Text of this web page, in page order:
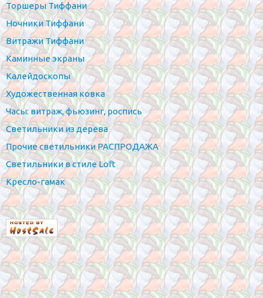
Торшеры Тиффани
Ночники Тиффани
Витражи Тиффани
Каминные экраны
Калейдоскопы
Художественная ковка
Часы: витраж, фьюзинг, роспись
Светильники из дерева
Прочие светильники РАСПРОДАЖА
Светильники в стиле Loft
Кресло-гамак